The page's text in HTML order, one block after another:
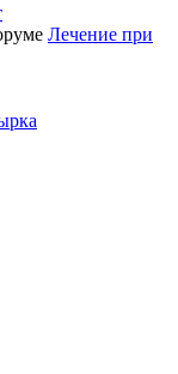
Лечение при